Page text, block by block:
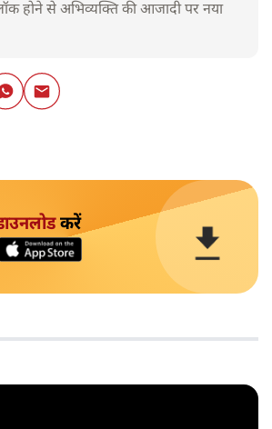
होने से अभिव्यक्ति की आजादी पर नया
करें